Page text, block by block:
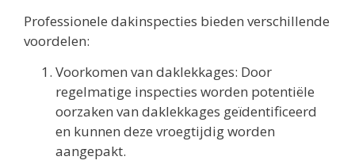
Professionele dakinspecties bieden verschillende
voordelen:
Voorkomen van daklekkages: Door
regelmatige inspecties worden potentiële
oorzaken van daklekkages geïdentificeerd
en kunnen deze vroegtijdig worden
aangepakt.